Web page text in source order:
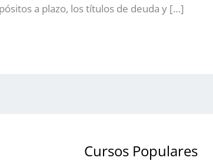
a plazo, los títulos de deuda y […]
Cursos Populares